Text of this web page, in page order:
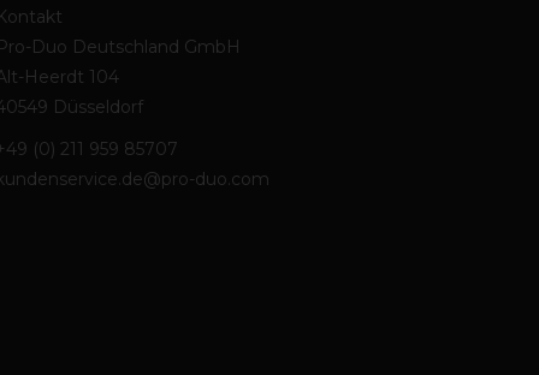
Duo Deutschland GmbH
Heerdt 104
Düsseldorf
(0) 211 959 85707
duo.com